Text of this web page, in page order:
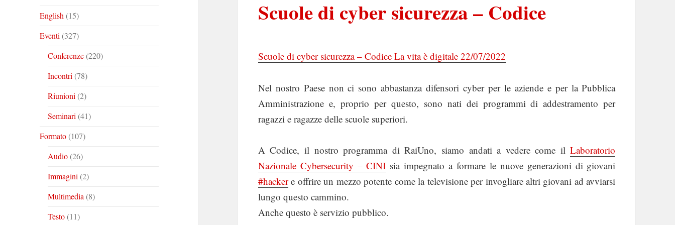
English (15)
Eventi (327)
Conferenze(220)
Incontri (78)
Riunioni (2)
Seminari (41)
Formato(107)
Audio(26)
Immagini (2)
Multimedia (8)
Testo(11)
Scuole di cyber sicurezza – Codice
Scuole di cyber sicurezza – Codice La vita è digitale 22/07/2022
Nel nostro Paese non ci sono abbastanza difensori cyber per le aziende e per la Pubblica
Amministrazione e, proprio per questo, sono nati dei programmi di addestramento per
ragazzi e ragazze delle scuole superiori.
A Codice, il nostro programma di RaiUno, siamo andati a vedere come ilLaboratorio
Nazionale Cybersecurity – CINI sia impegnato a formare le nuove generazioni di giovani
#hackere offrire un mezzo potente come la televisione per invogliare altri giovani ad avviarsi
lungo questo cammino.
Anche questo è servizio pubblico.